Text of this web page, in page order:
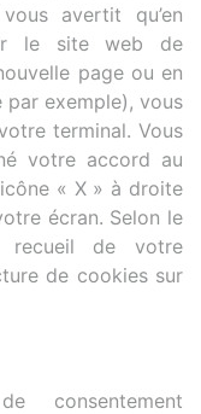
avertit qu’en
le site web de
page ou en
par exemple), vous
terminal. Vous
votre accord au
« X » à droite
écran. Selon le
de votre
de cookies sur
consentement